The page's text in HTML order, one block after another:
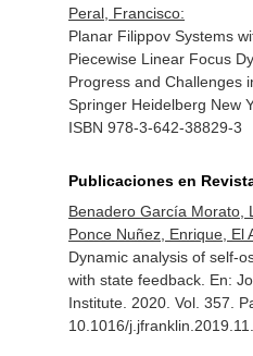
Peral, Francisco:
Planar Filippov Systems
Piecewise Linear Focus
Progress and Challenges
Springer Heidelberg New
ISBN 978-3-642-38829-3
Publicaciones en
Benadero García Morato,
Ponce Nuñez, Enrique, El
Dynamic analysis of self-
with state feedback. En:
Institute. 2020. Vol. 357.
10.1016/